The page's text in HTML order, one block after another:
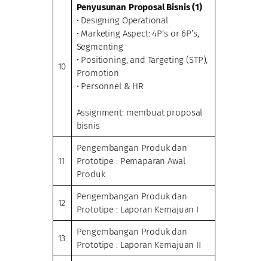
10
Penyusunan Proposal Bisnis (1)
• Designing Operational
• Marketing Aspect: 4P’s or 6P’s,
Segmenting
• Positioning, and Targeting (STP),
Promotion
• Personnel & HR
Assignment: membuat proposal
bisnis
11
Pengembangan Produk dan
Prototipe : Pemaparan Awal
Produk
12
Pengembangan Produk dan
Prototipe : Laporan Kemajuan I
13
Pengembangan Produk dan
Prototipe : Laporan Kemajuan II